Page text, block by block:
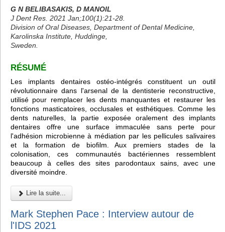
G N BELIBASAKIS, D MANOIL
J Dent Res. 2021 Jan;100(1):21-28.
Division of Oral Diseases, Department of Dental Medicine,
Karolinska Institute, Huddinge,
Sweden.
RÉSUMÉ
Les implants dentaires ostéo-intégrés constituent un outil
révolutionnaire dans l'arsenal de la dentisterie reconstructive,
utilisé pour remplacer les dents manquantes et restaurer les
fonctions masticatoires, occlusales et esthétiques. Comme les
dents naturelles, la partie exposée oralement des implants
dentaires offre une surface immaculée sans perte pour
l'adhésion microbienne à médiation par les pellicules salivaires
et la formation de biofilm. Aux premiers stades de la
colonisation, ces communautés bactériennes ressemblent
beaucoup à celles des sites parodontaux sains, avec une
diversité moindre.
Lire la suite...
Mark Stephen Pace : Interview autour de
l'IDS 2021